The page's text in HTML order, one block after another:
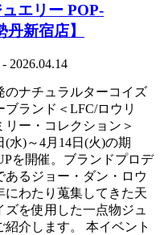
エリー POP-
丹新宿店】
2026.04.14
のナチュラルターコイズ
ブランド＜LFC/ロウリ
リー・コレクション＞
(水)～4月14日(火)の期
を開催。ブランドプロデ
あるジョー・ダン・ロウ
にわたり蒐集してきた天
ズを使用した一点物ジュ
紹介します。 本イベント